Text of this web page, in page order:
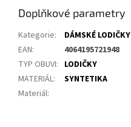
Doplňkové parametry
Kategorie:
DÁMSKÉ LODIČKY
EAN:
4064195721948
TYP OBUVI: LODIČKY
MATERIÁL:
SYNTETIKA
Materiál: